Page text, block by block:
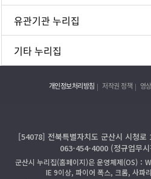
유관기관 누리집
기타 누리집
개인정보처리방침 저작권 정책 영
[54078] 전북특별자치도 군산시 시청
063-454-4000 (정규업무
군산시 누리집(홈페이지)은 운영체제(OS)：
IE 9이상, 파이어 폭스, 크롬, 사파